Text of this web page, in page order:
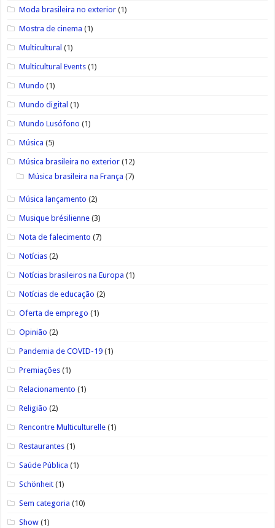
Moda brasileira no exterior (1)
Mostra de cinema (1)
Multicultural (1)
Multicultural Events (1)
Mundo (1)
Mundo digital (1)
Mundo Lusófono (1)
Música (5)
Música brasileira no exterior (12)
Música brasileira na França (7)
Música lançamento (2)
Musique brésilienne (3)
Nota de falecimento (7)
Notícias (2)
Notícias brasileiros na Europa (1)
Notícias de educação (2)
Oferta de emprego (1)
Opinião (2)
Pandemia de COVID-19 (1)
Premiações (1)
Relacionamento (1)
Religião (2)
Rencontre Multiculturelle (1)
Restaurantes (1)
Saúde Pública (1)
Schönheit (1)
Sem categoria (10)
Show (1)